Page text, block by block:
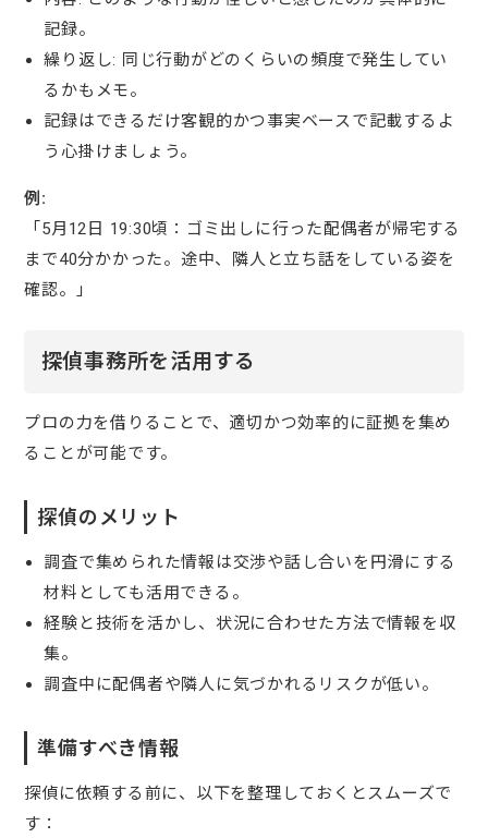
記録。
繰り返し: 同じ行動がどのくらいの頻度で発生してい
るかもメモ。
記録はできるだけ客観的かつ事実ベースで記載するよ
う心掛けましょう。
例:
「5月12日 19:30頃：ゴミ出しに行った配偶者が帰宅する
まで40分かかった。途中、隣人と立ち話をしている姿を
確認。」
探偵事務所を活用する
プロの力を借りることで、適切かつ効率的に証拠を集め
ることが可能です。
探偵のメリット
調査で集められた情報は交渉や話し合いを円滑にする
材料としても活用できる。
経験と技術を活かし、状況に合わせた方法で情報を収
集。
調査中に配偶者や隣人に気づかれるリスクが低い。
準備すべき情報
探偵に依頼する前に、以下を整理しておくとスムーズで
す：